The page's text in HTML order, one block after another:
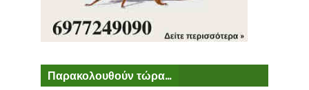
Παρακολουθούν τώρα...